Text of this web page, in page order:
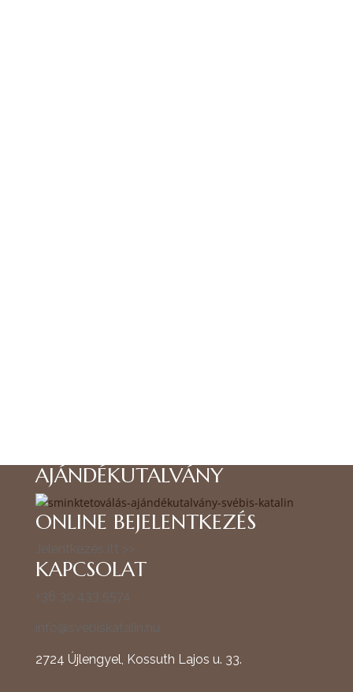
AJÁNDÉKUTALVÁNY
ONLINE BEJELENTKEZÉS
Jelentkezés itt >>
KAPCSOLAT
+36 30 433 5574
info@svebiskatalin.hu
2724 Újlengyel, Kossuth Lajos u. 33.